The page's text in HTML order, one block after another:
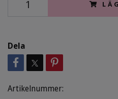
Dela
Artikelnummer: